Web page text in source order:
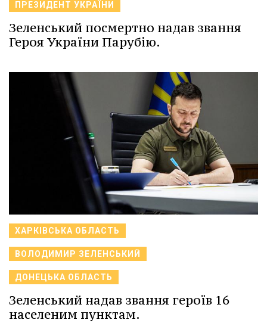
ПРЕЗИДЕНТ УКРАЇНИ
Зеленський посмертно надав звання
Героя України Парубію.
ХАРКІВСЬКА ОБЛАСТЬ
ВОЛОДИМИР ЗЕЛЕНСЬКИЙ
ДОНЕЦЬКА ОБЛАСТЬ
Зеленський надав звання героїв 16
населеним пунктам.